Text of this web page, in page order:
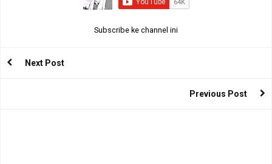
Subscribe ke channel ini
Next Post
Previous Post